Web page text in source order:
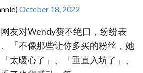
October 18, 2022
友对Wendy赞不绝口，纷纷表
「不像那些让你多买的粉丝，她
太暖心了」、「垂直入坑了」、